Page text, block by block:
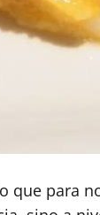
que para